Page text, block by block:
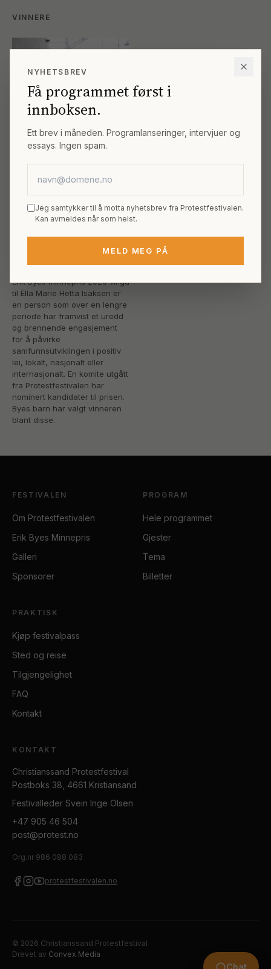
VINNERE
Ella Marie Hetta
Isaksen
Erik Byes minnepris 2026 vil gå
til Ella Marie Hetta Isaksen er
en person som over en lengre
periode har framvist et uredd
og brennende engasjement
for å påvirke
samfunnsutviklingen i positiv
lei, lokalt, nasjonalt eller
internasjonalt. En komite utgått
fra Protestfestivalen har
nominert kandidater til prisen.
Byes barn har valgt vinneren
blant disse.
FESTIVALEN
Om Protestfestivalen
Erik Byes Minnepris
Galleri
Sponsorer
PROGRAM
Hele programmet
Gjester
Tema
Billetter
PRAKTISK
Kjøp festivalpass
Sted og reise
Tilgjengelighet
FAQ
Kontakt
KONTAKT
Christianssand Protestfestival
Postboks 38, 4661 Kristiansand
Festivalleder Svein Inge Olsen
+47 905 46 504
post@protest.no
Org.nr 986 088 083
protestfestivalen.no
© 2026 Christianssand Protestfestival
Drevet av Convex Media
Chat
NYHETSBREV
Få programmet først i
innboksen.
Ett brev i måneden. Programlanseringer, intervjuer og
essays. Ingen spam.
Jeg samtykker til å motta nyhetsbrev fra Protestfestivalen.
Kan avmeldes når som helst.
MELD MEG PÅ